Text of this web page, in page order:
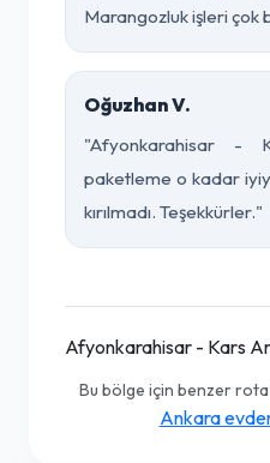
Marangozluk işleri çok
Oğuzhan V.
"Afyonkarahisar -
paketleme o kadar
kırılmadı. Teşekkürler."
Afyonkarahisar - Kars
Bu bölge için benzer rota
Ankara